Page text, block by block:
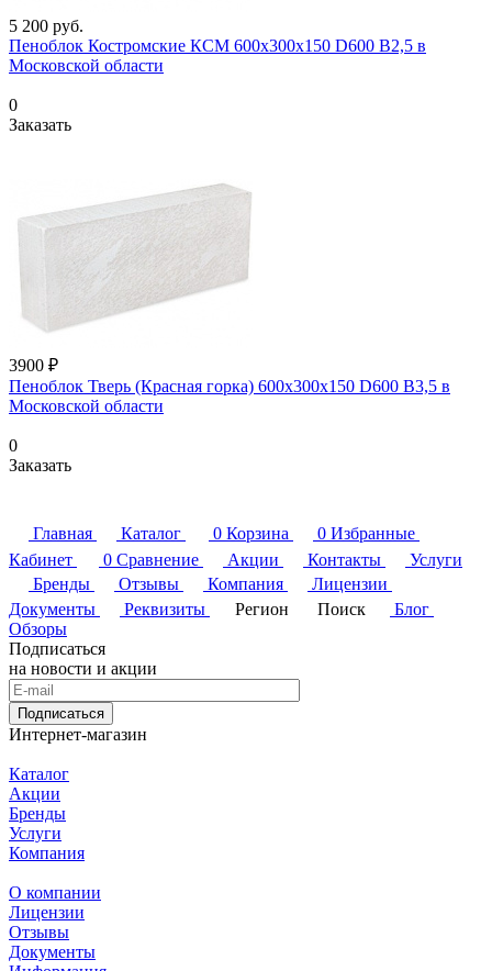
5 200 руб.
Пеноблок Костромские КСМ 600х300х150 D600 B2,5 в
Московской области
0
Заказать
3900 ₽
Пеноблок Тверь (Красная горка) 600х300х150 D600 В3,5 в
Московской области
0
Заказать
Главная Каталог 0 Корзина 0 Избранные
Кабинет
0 Сравнение Акции Контакты
Услуги
Бренды
Отзывы Компания
Лицензии
Документы
Реквизиты Регион Поиск
Блог
Обзоры
Подписаться
на новости и акции
Подписаться
Интернет-магазин
Каталог
Акции
Бренды
Услуги
Компания
О компании
Лицензии
Отзывы
Документы